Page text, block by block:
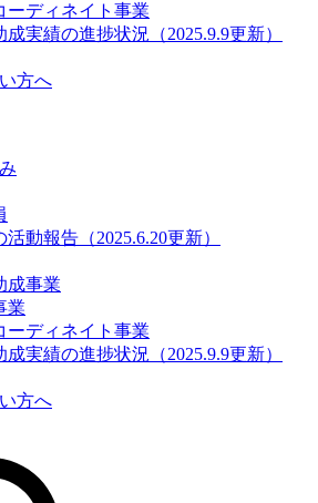
ーディネイト事業
実績の進捗状況（2025.9.9更新）
方へ
動報告（2025.6.20更新）
成事業
業
ーディネイト事業
実績の進捗状況（2025.9.9更新）
方へ